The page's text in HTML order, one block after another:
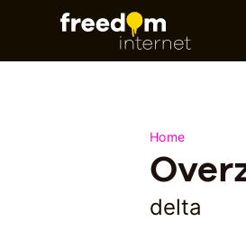
Home
delta